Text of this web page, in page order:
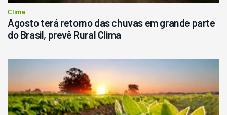
Consultar
Clima
Agosto terá retorno das chuvas em grande parte
do Brasil, prevê Rural Clima